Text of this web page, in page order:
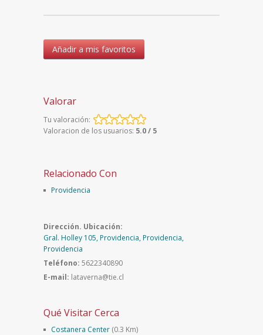
Añadir a mis favoritos
Valorar
Tu valoración:
Valoracion de los usuarios: 5.0 / 5
Relacionado Con
Providencia
Dirección. Ubicación:
Gral. Holley 105, Providencia, Providencia,
Providencia
Teléfono: 5622340890
E-mail: lataverna@tie.cl
Qué Visitar Cerca
Costanera Center (0.3 Km)